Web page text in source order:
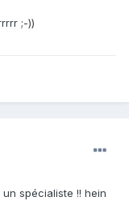
;-))
spécialiste !! hein